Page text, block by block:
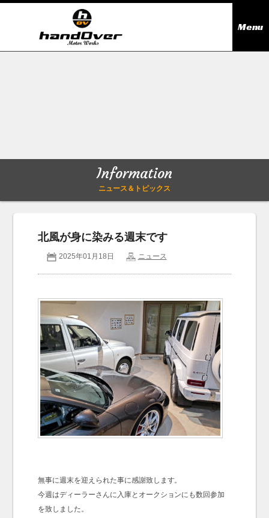
Menu
Company outline
会社概要
アクセス
Information
ニュース＆トピックス
北風が身に染みる週末です
2025年01月18日 ニュース
無事に週末を迎えられた事に感謝致します。
今週はディーラーさんに入庫とオークションにも数回参加
を致しました。